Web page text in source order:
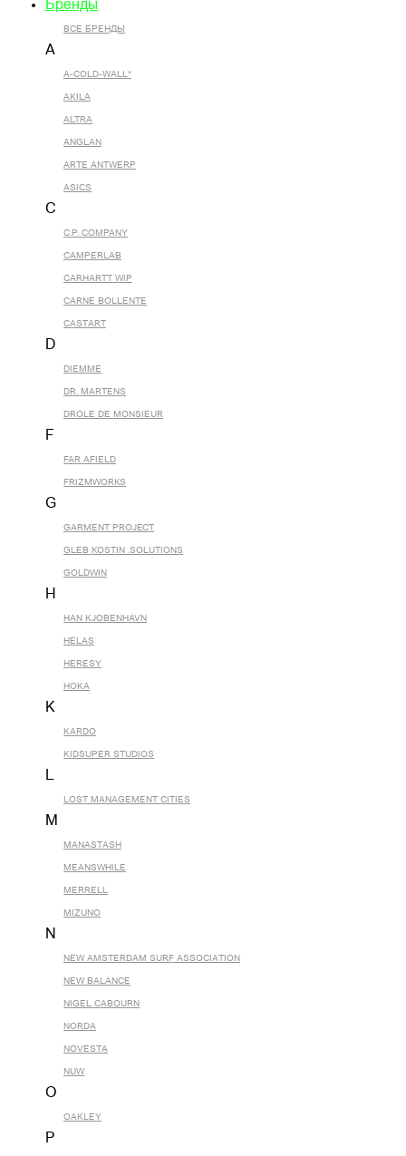
Бренды
ВСЕ БРЕНДЫ
A
A-COLD-WALL*
AKILA
ALTRA
ANGLAN
ARTE ANTWERP
ASICS
C
C.P. COMPANY
CAMPERLAB
CARHARTT WIP
CARNE BOLLENTE
CASTART
D
DIEMME
DR. MARTENS
DROLE DE MONSIEUR
F
FAR AFIELD
FRIZMWORKS
G
GARMENT PROJECT
GLEB KOSTIN .SOLUTIONS
GOLDWIN
H
HAN KJOBENHAVN
HELAS
HERESY
HOKA
K
KARDO
KIDSUPER STUDIOS
L
LOST MANAGEMENT CITIES
M
MANASTASH
MEANSWHILE
MERRELL
MIZUNO
N
NEW AMSTERDAM SURF ASSOCIATION
NEW BALANCE
NIGEL CABOURN
NORDA
NOVESTA
NUW
O
OAKLEY
P